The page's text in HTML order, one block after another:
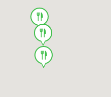
food
food
food